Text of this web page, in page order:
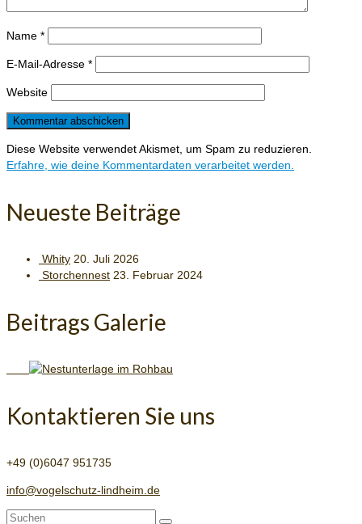
Name *
E-Mail-Adresse *
Website
Diese Website verwendet Akismet, um Spam zu reduzieren.
Erfahre, wie deine Kommentardaten verarbeitet werden.
Neueste Beiträge
Whity 20. Juli 2026
Storchennest 23. Februar 2024
Beitrags Galerie
Kontaktieren Sie uns
+49 (0)6047 951735
info@vogelschutz-lindheim.de
Suchen